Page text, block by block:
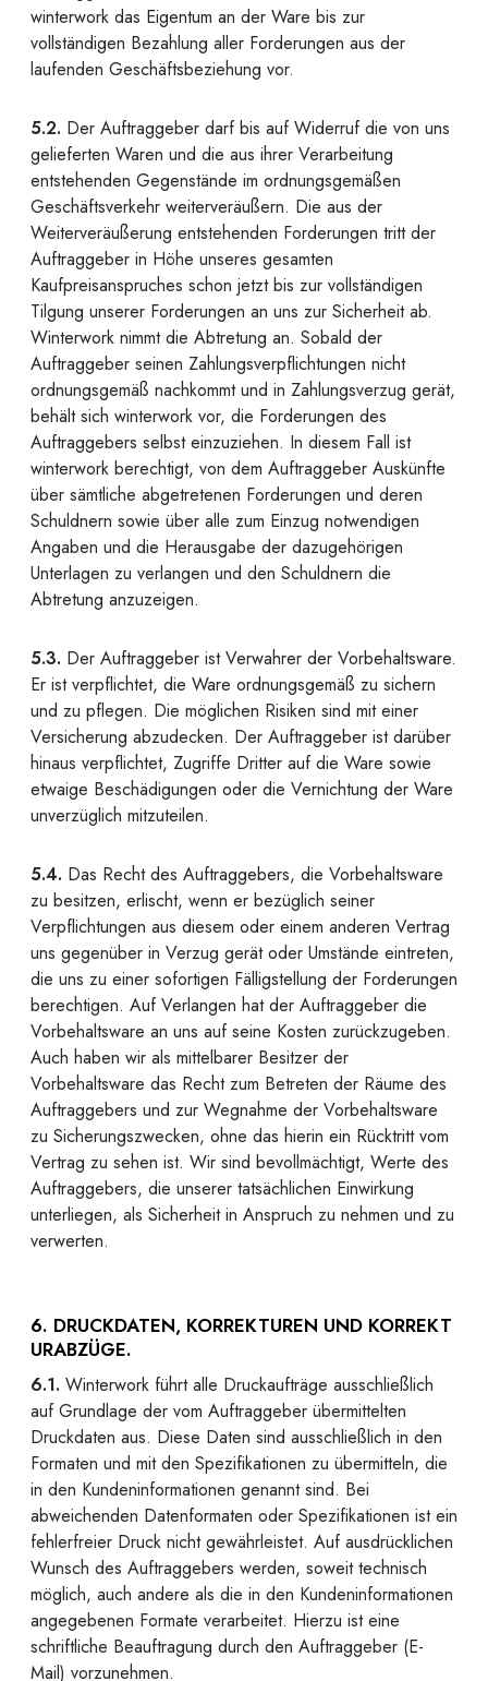
winterwork das Eigentum an der Ware bis zur
vollständigen Bezahlung aller Forderungen aus der
laufenden Geschäftsbeziehung vor.
5.2. Der Auftraggeber darf bis auf Widerruf die von uns
gelieferten Waren und die aus ihrer Verarbeitung
entstehenden Gegenstände im ordnungsgemäßen
Geschäftsverkehr weiterveräußern. Die aus der
Weiterveräußerung entstehenden Forderungen tritt der
Auftraggeber in Höhe unseres gesamten
Kaufpreisanspruches schon jetzt bis zur vollständigen
Tilgung unserer Forderungen an uns zur Sicherheit ab.
Winterwork nimmt die Abtretung an. Sobald der
Auftraggeber seinen Zahlungsverpflichtungen nicht
ordnungsgemäß nachkommt und in Zahlungsverzug gerät,
behält sich winterwork vor, die Forderungen des
Auftraggebers selbst einzuziehen. In diesem Fall ist
winterwork berechtigt, von dem Auftraggeber Auskünfte
über sämtliche abgetretenen Forderungen und deren
Schuldnern sowie über alle zum Einzug notwendigen
Angaben und die Herausgabe der dazugehörigen
Unterlagen zu verlangen und den Schuldnern die
Abtretung anzuzeigen.
5.3. Der Auftraggeber ist Verwahrer der Vorbehaltsware.
Er ist verpflichtet, die Ware ordnungsgemäß zu sichern
und zu pflegen. Die möglichen Risiken sind mit einer
Versicherung abzudecken. Der Auftraggeber ist darüber
hinaus verpflichtet, Zugriffe Dritter auf die Ware sowie
etwaige Beschädigungen oder die Vernichtung der Ware
unverzüglich mitzuteilen.
5.4. Das Recht des Auftraggebers, die Vorbehaltsware
zu besitzen, erlischt, wenn er bezüglich seiner
Verpflichtungen aus diesem oder einem anderen Vertrag
uns gegenüber in Verzug gerät oder Umstände eintreten,
die uns zu einer sofortigen Fälligstellung der Forderungen
berechtigen. Auf Verlangen hat der Auftraggeber die
Vorbehaltsware an uns auf seine Kosten zurückzugeben.
Auch haben wir als mittelbarer Besitzer der
Vorbehaltsware das Recht zum Betreten der Räume des
Auftraggebers und zur Wegnahme der Vorbehaltsware
zu Sicherungszwecken, ohne das hierin ein Rücktritt vom
Vertrag zu sehen ist. Wir sind bevollmächtigt, Werte des
Auftraggebers, die unserer tatsächlichen Einwirkung
unterliegen, als Sicherheit in Anspruch zu nehmen und zu
verwerten.
6. DRUCKDATEN, KORREKTUREN UND KORREKT
URABZÜGE.
6.1. Winterwork führt alle Druckaufträge ausschließlich
auf Grundlage der vom Auftraggeber übermittelten
Druckdaten aus. Diese Daten sind ausschließlich in den
Formaten und mit den Spezifikationen zu übermitteln, die
in den Kundeninformationen genannt sind. Bei
abweichenden Datenformaten oder Spezifikationen ist ein
fehlerfreier Druck nicht gewährleistet. Auf ausdrücklichen
Wunsch des Auftraggebers werden, soweit technisch
möglich, auch andere als die in den Kundeninformationen
angegebenen Formate verarbeitet. Hierzu ist eine
schriftliche Beauftragung durch den Auftraggeber (E-
Mail) vorzunehmen.